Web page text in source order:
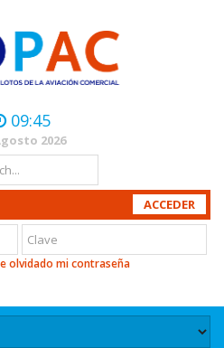
09:45
2026
olvidado mi contraseña